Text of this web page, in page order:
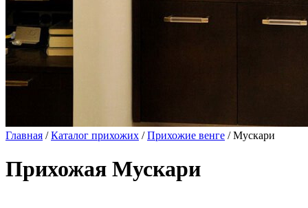
Главная /Каталог прихожих /Прихожие венге / Мускари
Прихожая Мускари